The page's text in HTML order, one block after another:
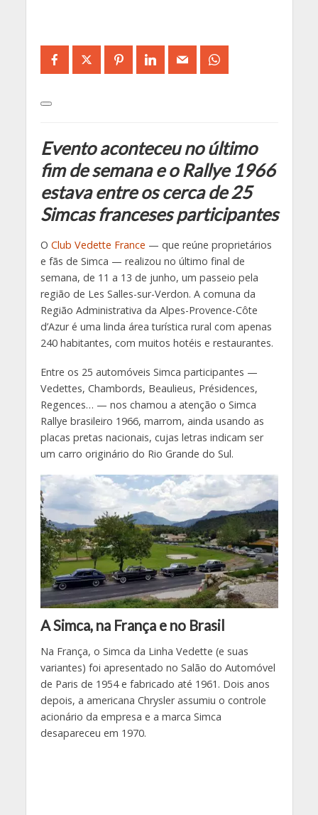
Evento aconteceu no último
fim de semana e o Rallye 1966
estava entre os cerca de 25
Simcas franceses participantes
O Club Vedette France — que reúne proprietários
e fãs de Simca — realizou no último final de
semana, de 11 a 13 de junho, um passeio pela
região de Les Salles-sur-Verdon. A comuna da
Região Administrativa da Alpes-Provence-Côte
d’Azur é uma linda área turística rural com apenas
240 habitantes, com muitos hotéis e restaurantes.
Entre os 25 automóveis Simca participantes —
Vedettes, Chambords, Beaulieus, Présidences,
Regences… — nos chamou a atenção o Simca
Rallye brasileiro 1966, marrom, ainda usando as
placas pretas nacionais, cujas letras indicam ser
um carro originário do Rio Grande do Sul.
A Simca, na França e no Brasil
Na França, o Simca da Linha Vedette (e suas
variantes) foi apresentado no Salão do Automóvel
de Paris de 1954 e fabricado até 1961. Dois anos
depois, a americana Chrysler assumiu o controle
acionário da empresa e a marca Simca
desapareceu em 1970.